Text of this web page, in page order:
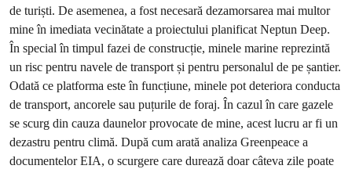
de turiști. De asemenea, a fost necesară dezamorsarea mai multor
mine în imediata vecinătate a proiectului planificat Neptun Deep.
În special în timpul fazei de construcție, minele marine reprezintă
un risc pentru navele de transport și pentru personalul de pe șantier.
Odată ce platforma este în funcțiune, minele pot deteriora conducta
de transport, ancorele sau puțurile de foraj. În cazul în care gazele
se scurg din cauza daunelor provocate de mine, acest lucru ar fi un
dezastru pentru climă. După cum arată analiza Greenpeace a
documentelor EIA, o scurgere care durează doar câteva zile poate